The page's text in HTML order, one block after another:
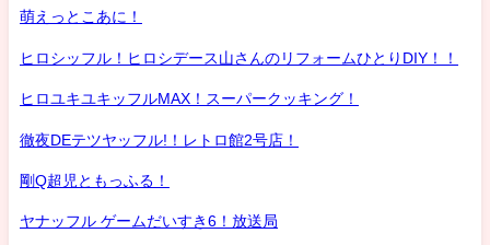
萌えっとこあに！
ヒロシッフル！ヒロシデース山さんのリフォームひとりDIY！！
ヒロユキユキッフルMAX！スーパークッキング！
徹夜DEテツヤッフル!！レトロ館2号店！
剛Q超児ともっふる！
ヤナッフル ゲームだいすき6！放送局